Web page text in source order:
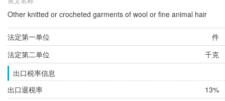
Other knitted or crocheted garments of wool or fine animal hair
法定第一单位
件
法定第二单位
千克
出口税率信息
出口退税率
13%